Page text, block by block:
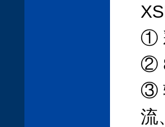
①
②
③
流